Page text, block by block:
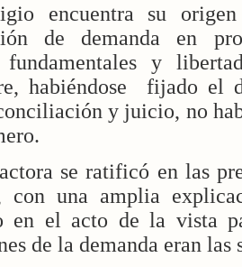
encuentra su
de demanda en
fundamentales y
habiéndose
fijado el
y juicio, no
se ratificó en las
con una amplia
en el acto de la vista
de la demanda eran las